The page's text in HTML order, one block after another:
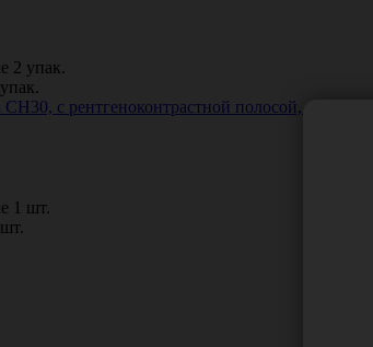
2 упак.
с рентгеноконтрастной полосой,
1 шт.